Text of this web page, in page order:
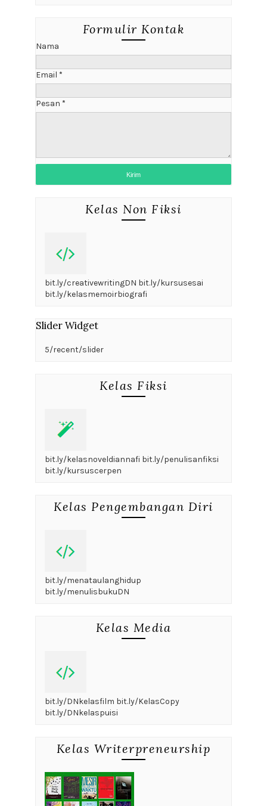
Formulir Kontak
Nama
Email *
Pesan *
Kelas Non Fiksi
bit.ly/creativewritingDN bit.ly/kursusesai
bit.ly/kelasmemoirbiografi
Slider Widget
5/recent/slider
Kelas Fiksi
bit.ly/kelasnoveldiannafi bit.ly/penulisanfiksi
bit.ly/kursuscerpen
Kelas Pengembangan Diri
bit.ly/menataulanghidup
bit.ly/menulisbukuDN
Kelas Media
bit.ly/DNkelasfilm bit.ly/KelasCopy
bit.ly/DNkelaspuisi
Kelas Writerpreneurship